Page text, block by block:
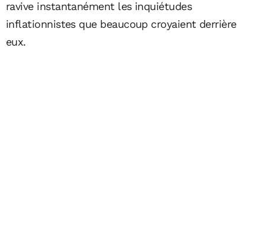
ravive instantanément les inquiétudes
inflationnistes que beaucoup croyaient derrière
eux.